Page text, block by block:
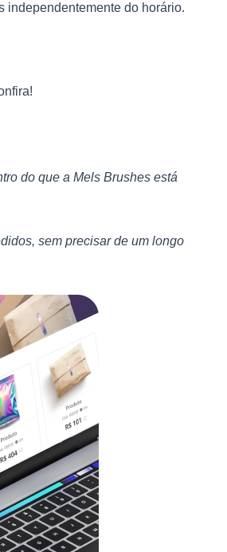
independentemente do horário.
do que a Mels Brushes está
sem precisar de um longo